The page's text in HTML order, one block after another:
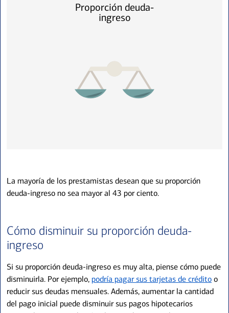
Proporción deuda-
ingreso
La mayoría de los prestamistas desean que su proporción
deuda-ingreso no sea mayor al 43 por ciento.
Cómo disminuir su proporción deuda-
ingreso
Si su proporción deuda-ingreso es muy alta, piense cómo puede
disminuirla. Por ejemplo, podría pagar sus tarjetas de crédito o
reducir sus deudas mensuales. Además, aumentar la cantidad
del pago inicial puede disminuir sus pagos hipotecarios